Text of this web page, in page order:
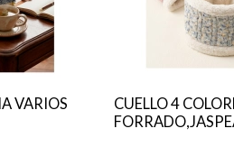
VARIOS
CUELLO 4